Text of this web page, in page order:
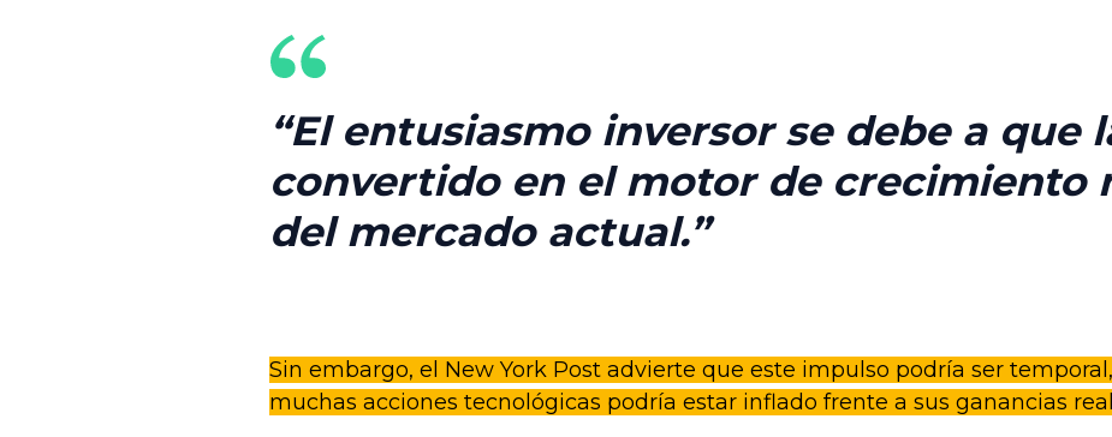
El entusiasmo inversor se debe a que
convertido en el motor de crecimiento
del mercado actual.
Sin embargo, el New York Post advierte que este impulso podría ser
muchas acciones tecnológicas podría estar inflado frente a sus ganancias